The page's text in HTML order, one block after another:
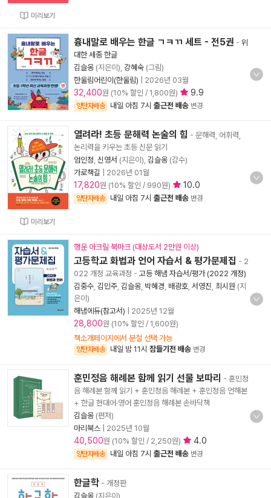
미리보기
흉내말로 배우는 한글 ㄱㅋㄲ 세트 - 전5권 - 위
대한 세종 한글
김슬옹 (지은이), 강혜숙 (그림)
한울림어린이(한울림)
2026년 03월
32,400원 (10% 할인 / 1,800원) 9.9
양탄자배송 내일 아침 7시 출근전 배송 변경
미리보기
열려라! 초등 문해력 논술의 힘 - 문해력, 어휘력,
논리력을 키우는 초등 신문 읽기
엄인정 신영서 (지은이), 김슬옹 (감수)
가로책길
2026년 01월
17,820원 (10% 할인 / 990원) 10.0
양탄자배송 내일 아침 7시 출근전 배송 변경
행운 아크릴 북마크 (대상도서 2만원 이상)
고등학교 화법과 언어 자습서 & 평가문제집 - 2
022 개정 교육과정 - 고등 해냄 자습서/평가 (2022 개정)
김중수 김민주 김슬옹 박혜경 배광호 서영진 최시원 (지
은이)
해냄에듀(참고서)
2025년 12월
28,800원 (10% 할인 / 1,600원)
책소개페이지에서 분철 선택 가능
양탄자배송 내일 밤 11시 잠들기전 배송 변경
훈민정음 해례본 함께 읽기 선물 보따리 - 훈민정
음 해례본 함께 읽기 + 훈민정음 해례본 + 훈민정음 언해본
+ 한글 현대어·영어 훈민정음 해례본 손바닥책
김슬옹 (편저)
마리북스
2025년 10월
40,500원 (10% 할인 / 2,250원) 4.0
양탄자배송 내일 아침 7시 출근전 배송 변경
한글학 - 개정판
김슬옹 (지은이)